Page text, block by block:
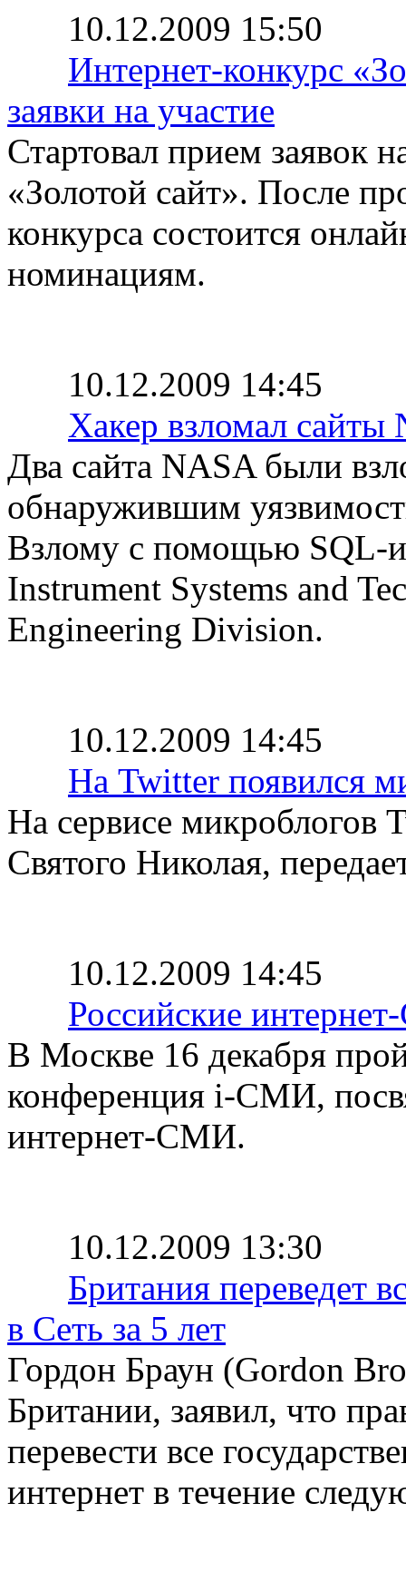
10.12.2009 15:50
Интернет-конкурс
заявки на участие
Стартовал прием заявок
«Золотой сайт». После
конкурса состоится
номинациям.
10.12.2009 14:45
Хакер взломал
Два сайта NASA были
обнаружившим
Взлому с помощью SQL-
Instrument Systems and
Engineering Division.
10.12.2009 14:45
На Twitter появился
На сервисе микроблогов
Святого Николая,
10.12.2009 14:45
Российские
В Москве 16 декабря
конференция i-СМИ,
интернет-СМИ.
10.12.2009 13:30
Британия переведет
в Сеть за 5 лет
Гордон Браун (Gordon
Британии, заявил, что
перевести все
интернет в течение